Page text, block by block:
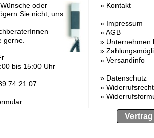
oder
Sie nicht, uns
gerne.
bis 15:00 Uhr
74 21 07
» Kontakt
» Impressum
»AGB
» Unternehmen
»
» Versandinfo
» Datenschutz
» Widerrufsrecht
»